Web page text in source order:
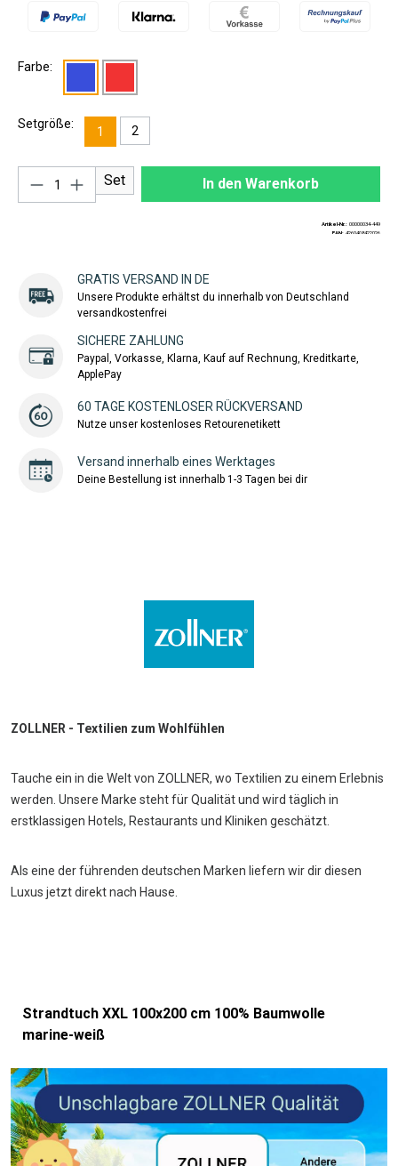
Farbe:
Setgröße:
1 2
Produkt Anzahl: Gib den gewünschten
Set In den Warenkorb
Artikel-Nr.: 00000034-449
EAN: 4260408422026
GRATIS VERSAND IN DE
Unsere Produkte erhältst du innerhalb von Deutschland
versandkostenfrei
SICHERE ZAHLUNG
Paypal, Vorkasse, Klarna, Kauf auf Rechnung, Kreditkarte,
ApplePay
60 TAGE KOSTENLOSER RÜCKVERSAND
Nutze unser kostenloses Retourenetikett
Versand innerhalb eines Werktages
Deine Bestellung ist innerhalb 1-3 Tagen bei dir
ZOLLNER - Textilien zum Wohlfühlen
Tauche ein in die Welt von ZOLLNER, wo Textilien zu einem Erlebnis
werden. Unsere Marke steht für Qualität und wird täglich in
erstklassigen Hotels, Restaurants und Kliniken geschätzt.
Als eine der führenden deutschen Marken liefern wir dir diesen
Luxus jetzt direkt nach Hause.
Strandtuch XXL 100x200 cm 100% Baumwolle
marine-weiß